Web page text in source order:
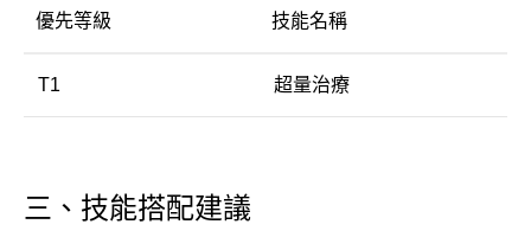
優先等級 技能名稱
T1 超量治療
三、技能搭配建議